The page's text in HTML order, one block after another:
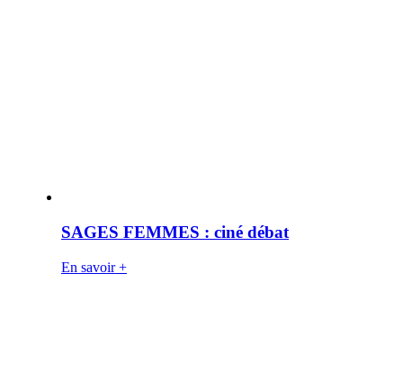
SAGES FEMMES : ciné débat
En savoir +